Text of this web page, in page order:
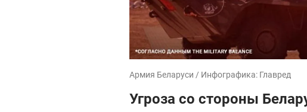
Армия Беларуси / Инфографика: Главред
Угроза со стороны